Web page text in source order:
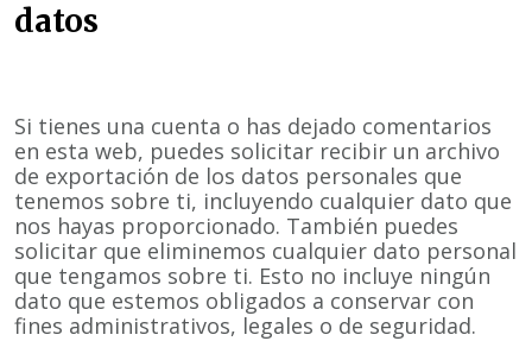
datos
Si tienes una cuenta o has dejado comentarios
en esta web, puedes solicitar recibir un archivo
de exportación de los datos personales que
tenemos sobre ti, incluyendo cualquier dato que
nos hayas proporcionado. También puedes
solicitar que eliminemos cualquier dato personal
que tengamos sobre ti. Esto no incluye ningún
dato que estemos obligados a conservar con
fines administrativos, legales o de seguridad.